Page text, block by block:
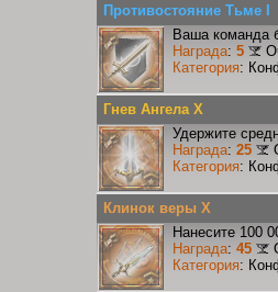
Противостояние Тьме I
Ваша команда
Награда: 5
Категория:
Гнев Ангела X
Удержите
Награда: 25
Категория:
Клинок веры X
Нанесите 100
Награда: 45
Категория: